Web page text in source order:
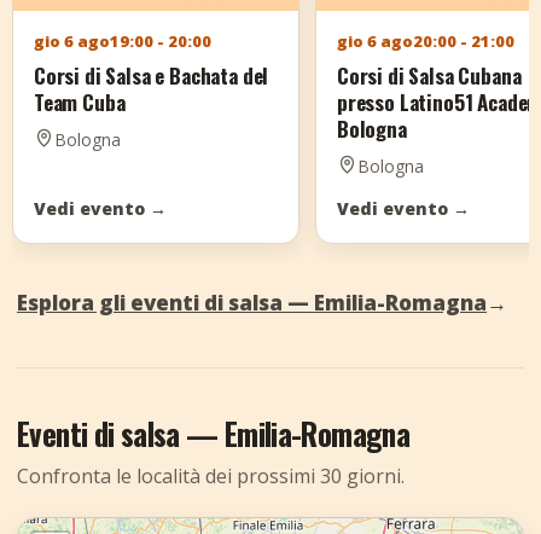
gio 6 ago19:00 - 20:00
Corsi di Salsa e Bachata del
Team Cuba
Bologna
Vedi evento →
gio 6 ago20:00 - 21:00
Corsi di Salsa Cubana
presso Latino51
Bologna
Bologna
Vedi evento →
Esplora gli eventi di salsa — Emilia-Romagna→
Eventi di salsa — Emilia-Romagna
Confronta le località dei prossimi 30 giorni.